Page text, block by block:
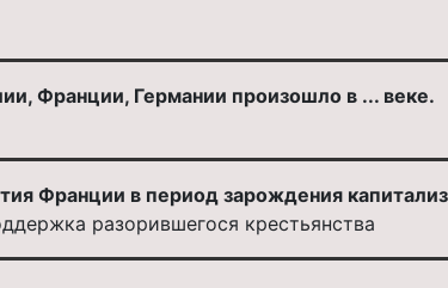
Франции, Германии произошло в ... веке.
Франции в период зарождения
разорившегося крестьянства